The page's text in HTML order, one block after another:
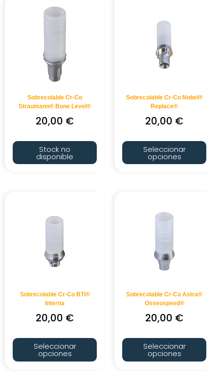
Sobrecolable Cr-Co
Straumann® Bone Level®
20,00 €
Stock no
disponible
Sobrecolable Cr-Co Nobel®
Replace®
20,00 €
Seleccionar
opciones
Sobrecolable Cr-Co BTI®
Interna
20,00 €
Seleccionar
opciones
Sobrecolable Cr-Co Astra®
Osseospeed®
20,00 €
Seleccionar
opciones